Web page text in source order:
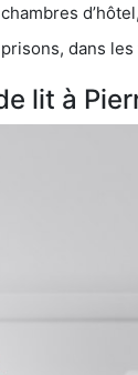
chambres d’hôtel,
prisons, dans
lit à